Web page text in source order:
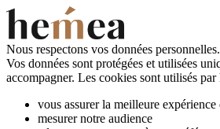
Nous respectons vos données personnelles.
Vos données sont protégées et utilisées
accompagner. Les cookies sont utilisés
vous assurer la meilleure
mesurer notre audience